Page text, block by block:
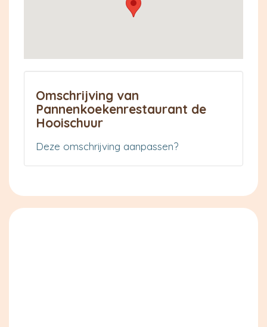
Omschrijving van
Pannenkoekenrestaurant de
Hooischuur
Deze omschrijving aanpassen?